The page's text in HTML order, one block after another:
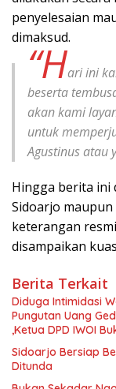
penyelesaian
dimaksud.
“Hari ini
beserta
akan kami
untuk
Agustinus atau
Hingga berita ini
Sidoarjo
keterangan
disampaikan
Berita Terkait
Diduga Intimidasi
Pungutan Uang
,Ketua DPD IWOI
Sidoarjo Bersiap
Ditunda